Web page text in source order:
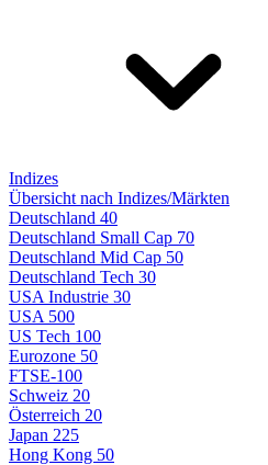
Indizes
Übersicht nach Indizes/Märkten
Deutschland 40
Deutschland Small Cap 70
Deutschland Mid Cap 50
Deutschland Tech 30
USA Industrie 30
USA 500
US Tech 100
Eurozone 50
FTSE-100
Schweiz 20
Österreich 20
Japan 225
Hong Kong 50